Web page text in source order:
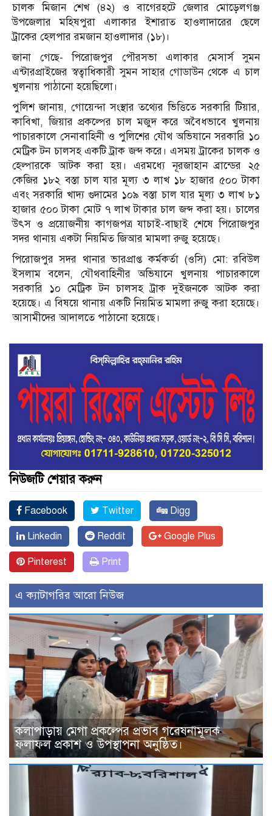
চালক মিজান শেখ (৪২) ও বাগেরহটে জেলার মোড়েলগঞ্জ
উপজেলার মহিষপুরা এলাকার ইশারাত হাওলাদারের ছেলে
ট্রাকের হেলপার রমজান হাওলাদার (১৮)।
জানা গেছে- পিরোজপুর পৌরসভা এলাকার মেসার্স সুমন
এন্টারপ্রাইজের স্বত্বাধিকারী সুমন সাহার গোডাউন থেকে এ চাল
খুলনায় পাঠানো হয়েছিলো।
পুলিশ জানায়, গোয়েন্দা সংস্থার তথ্যের ভিত্তিতে সরকারি টিয়ার,
কাবিখা, জিয়ার প্রকল্পের চাল মজুদ করে অবৈধভাবে খুলনায়
পাচারকালে সেনাবাহিনী ও পুলিশের যৌথ অভিযানে সরকারি ১০
মেট্রিক টন চালসহ একটি ট্রাক জব্দ করে। এসময় ট্রাকের চালক ও
হেল্পারকে আটক করা হয়। এরমধ্যে নূরজাহান ব্রান্ডের ২৫
কেজির ১৮২ বস্তা চাল যার মূল্য ৩ লাখ ১৮ হাজার ৫০০ টাকা
এবং সরকারি খাদ্য গুদামের ১০৯ বস্তা চাল যার মূল্য ৩ লাখ ৮১
হাজার ৫০০ টাকা মোট ৭ লাখ টাকার চাল জব্দ করা হয়। চালের
উৎস ও প্রয়োজনীয় কাগজপত্র যাচাই-বাছাই শেষে পিরোজপুর
সদর থানায় একটা নিয়মিত জিআর মামলা রুজু হয়েছে।
পিরোজপুর সদর থানার ভারপ্রাপ্ত কর্মকর্তা (ওসি) মো: রবিউল
ইসলাম বলেন, যৌথবাহিনীর অভিযানে খুলনায় পাচারকালে
সরকারি ১০ মেট্রিক টন চালসহ ট্রাক দুইজনকে আটক করা
হয়েছে। এ বিষয়ে থানায় একটি নিয়মিত মামলা রুজু করা হয়েছে।
আসামীদের আদালতে পাঠানো হয়েছে।
নিউজটি শেয়ার করুন
Facebook Twitter Digg
Linkedin Reddit Google Plus
Pinterest Print
এ ক্যাটাগরির আরো নিউজ
কলাপাড়ায় মেগা প্রকল্পের প্রভাব গবেষনামূলক
ফলাফল প্রকাশ ও উপস্থাপনা অনুষ্ঠিত।